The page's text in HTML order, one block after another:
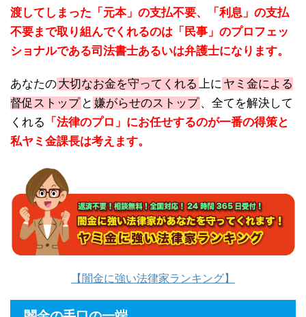
渡してしまった「元本」の支払不要、「利息」の支払
不要まで取り組んでくれるのは「民事」のプロフェッ
ショナルである司法書士あるいは弁護士になります。
あなたの大切なお金を守ってくれる 上に ヤミ金による
督促ストップ と 嫌がらせのストップ 、全てを解決して
くれる
「法律のプロ」にお任せするのが一番の得策と
私ヤミ金課長は考えます。
【闇金に強い法律家ランキング】